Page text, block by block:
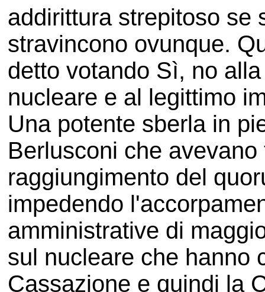
addirittura strepitoso se
stravincono ovunque.
detto votando Sì, no
nucleare e al legittimo
Una potente sberla in
Berlusconi che
raggiungimento del
impedendo
amministrative di
sul nucleare che hanno
Cassazione e quindi la